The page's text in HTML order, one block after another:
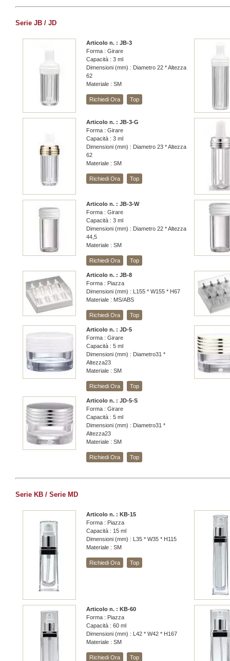
Serie JB / JD
Articolo n. : JB-3
Forma : Girare
Capacità : 3 ml
Dimensioni (mm) : Diametro 22 * ​​Altezza
62
Materiale : SM
Richiedi Ora Top
Articolo n. : JB-3-G
Forma : Girare
Capacità : 3 ml
Dimensioni (mm) : Diametro 23 * Altezza
62
Materiale : SM
Richiedi Ora Top
Articolo n. : JB-3-W
Forma : Girare
Capacità : 3 ml
Dimensioni (mm) : Diametro 22 * ​​Altezza
44,5
Materiale : SM
Richiedi Ora Top
Articolo n. : JB-8
Forma : Piazza
Dimensioni (mm) : L155 * W155 * H67
Materiale : MS/ABS
Richiedi Ora Top
Articolo n. : JD-5
Forma : Girare
Capacità : 5 ml
Dimensioni (mm) : Diametro31 *
Altezza23
Materiale : SM
Richiedi Ora Top
Articolo n. : JD-5-S
Forma : Girare
Capacità : 5 ml
Dimensioni (mm) : Diametro31 *
Altezza23
Materiale : SM
Richiedi Ora Top
Serie KB / Serie MD
Articolo n. : KB-15
Forma : Piazza
Capacità : 15 ml
Dimensioni (mm) : L35 * W35 * H115
Materiale : SM
Richiedi Ora Top
Articolo n. : KB-60
Forma : Piazza
Capacità : 60 ml
Dimensioni (mm) : L42 * W42 * H167
Materiale : SM
Richiedi Ora Top